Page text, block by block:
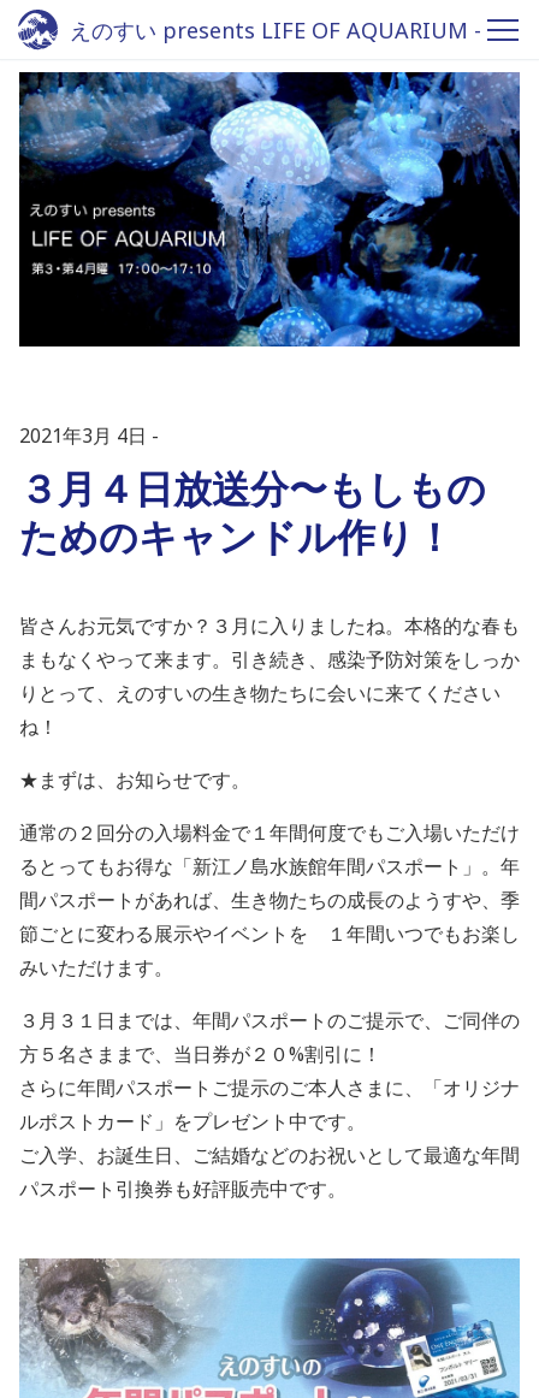
えのすい presents LIFE OF AQUARIUM -
Fm yokohama 84.7
2021年3月 4日
３月４日放送分〜もしもの
ためのキャンドル作り！
皆さんお元気ですか？３月に入りましたね。本格的な春も
まもなくやって来ます。引き続き、感染予防対策をしっか
りとって、えのすいの生き物たちに会いに来てください
ね！
★まずは、お知らせです。
通常の２回分の入場料金で１年間何度でもご入場いただけ
るとってもお得な「新江ノ島水族館年間パスポート」。 年
間パスポートがあれば、生き物たちの成長のようすや、季
節ごとに変わる展示やイベントを
１年間いつでもお楽し
みいただけます。
３月３１日までは、年間パスポートのご提示で、ご同伴の
方５名さままで、当日券が２０%割引に！
さらに年間パスポートご提示のご本人さまに、「オリジナ
ルポストカード」をプレゼント中です。
ご入学、お誕生日、ご結婚などのお祝いとして最適な年間
パスポート引換券も好評販売中です。